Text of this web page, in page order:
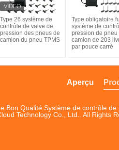
Type 26 système de
contrôle de valve de
pression des pneus de
camion du pneu TPMS
Type obligatoire
système de
pression de pneu
camion de 203
par pouce carré
Aperçu
Bon Qualité Système de contrôle
Technology Co., Ltd.. All Rights